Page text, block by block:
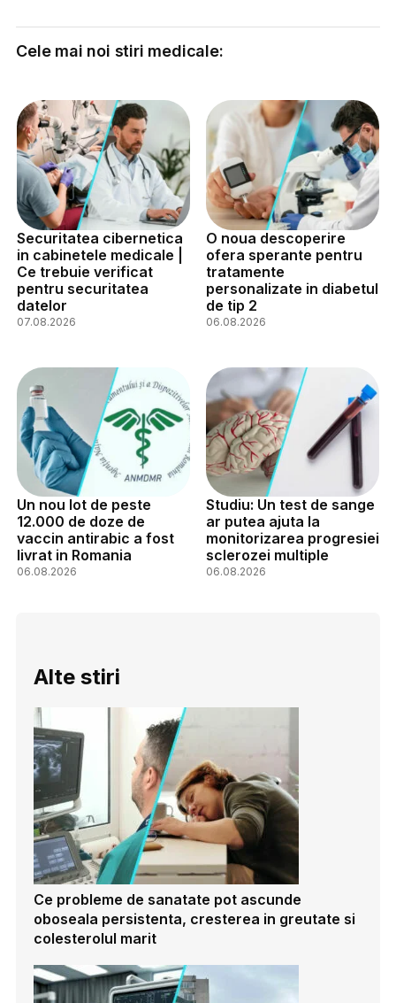
Cele mai noi stiri medicale:
Securitatea cibernetica
in cabinetele medicale |
Ce trebuie verificat
pentru securitatea
datelor
07.08.2026
O noua descoperire
ofera sperante pentru
tratamente
personalizate in diabetul
de tip 2
06.08.2026
Un nou lot de peste
12.000 de doze de
vaccin antirabic a fost
livrat in Romania
06.08.2026
Studiu: Un test de sange
ar putea ajuta la
monitorizarea progresiei
sclerozei multiple
06.08.2026
Alte stiri
Ce probleme de sanatate pot ascunde
oboseala persistenta, cresterea in greutate si
colesterolul marit